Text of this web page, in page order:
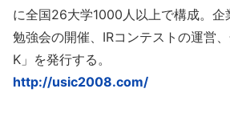
に全国26大学1000人以上で構成。企
勉強会の開催、IRコンテストの運営
K」を発行する。
http://usic2008.com/